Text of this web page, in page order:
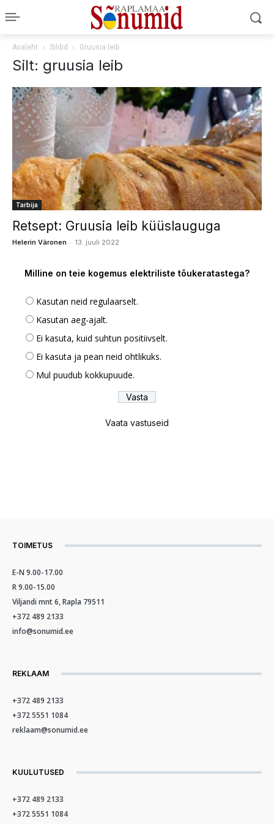
Avaleht Sildid Gruusia leib
Silt: gruusia leib
Tarbija
Retsept: Gruusia leib küüslauguga
Helerin Väronen - 13. juuli 2022
Milline on teie kogemus elektriliste tõukeratastega?
Kasutan neid regulaarselt.
Kasutan aeg-ajalt.
Ei kasuta, kuid suhtun positiivselt.
Ei kasuta ja pean neid ohtlikuks.
Mul puudub kokkupuude.
Vaata vastuseid
TOIMETUS
E-N 9.00-17.00
R 9.00-15.00
Viljandi mnt 6, Rapla 79511
+372 489 2133
info@sonumid.ee
REKLAAM
+372 489 2133
+372 5551 1084
reklaam@sonumid.ee
KUULUTUSED
+372 489 2133
+372 5551 1084